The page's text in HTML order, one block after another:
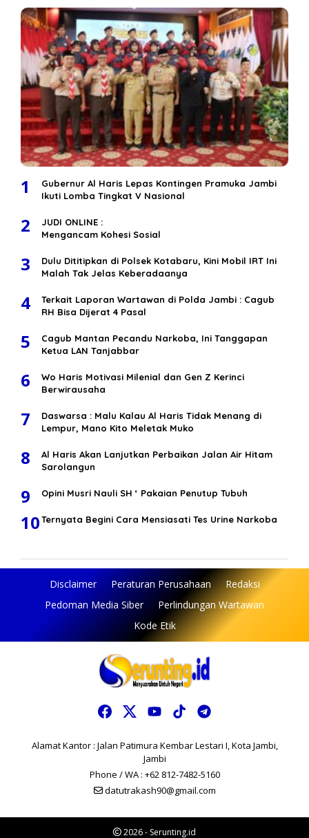
1
Gubernur Al Haris Lepas Kontingen Pramuka Jambi
Ikuti Lomba Tingkat V Nasional
2
JUDI ONLINE :
Mengancam Kohesi Sosial
3
Dulu Dititipkan di Polsek Kotabaru, Kini Mobil IRT Ini
Malah Tak Jelas Keberadaanya
4
Terkait Laporan Wartawan di Polda Jambi : Cagub
RH Bisa Dijerat 4 Pasal
5
Cagub Mantan Pecandu Narkoba, Ini Tanggapan
Ketua LAN Tanjabbar
6
Wo Haris Motivasi Milenial dan Gen Z Kerinci
Berwirausaha
7
Daswarsa : Malu Kalau Al Haris Tidak Menang di
Lempur, Mano Kito Meletak Muko
8
Al Haris Akan Lanjutkan Perbaikan Jalan Air Hitam
Sarolangun
9 Opini Musri Nauli SH ‘ Pakaian Penutup Tubuh
10Ternyata Begini Cara Mensiasati Tes Urine Narkoba
Disclaimer Peraturan Perusahaan
Redaksi
Pedoman Media Siber
Perlindungan Wartawan
Kode Etik
Alamat Kantor : Jalan Patimura Kembar Lestari I, Kota Jambi,
Jambi
Phone / WA : +62 812-7482-5160
datutrakash90@gmail.com
2026 - Serunting.id